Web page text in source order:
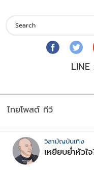
ไทยโพสต์ ทีวี
วิสามัญบันเทิง
เหยียบย่ำหัวใ